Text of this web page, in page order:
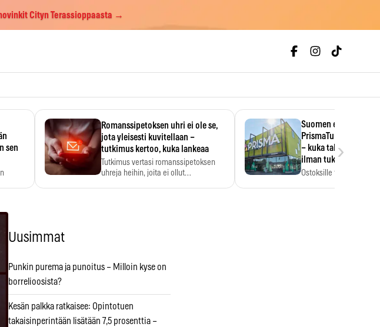
Cityn Terassioppaasta →
sen
Romanssipetoksen uhri ei ole se,
jota yleisesti kuvitellaan –
tutkimus kertoo, kuka lankeaa
Tutkimus vertasi romanssipetoksen
uhreja heihin, joita ei ollut…
Suomen
PrismaTukku avautui
– kuka tahansa
ilman tukkukorttia
Ostoksille tarvitse
›
Uusimmat
Punkin purema ja punoitus – Milloin kyse on
borrelioosista?
Kesän palkka ratkaisee: Opintotuen
takaisinperintään lisätään 7,5 prosenttia –